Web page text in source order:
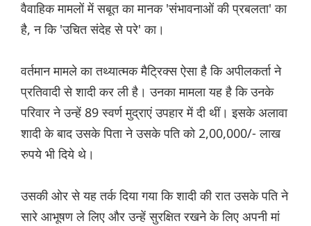
वैवाहिक मामलों में सबूत का मानक 'संभावनाओं की प्रबलता' का
है, न कि 'उचित संदेह से परे' का।
वर्तमान मामले का तथ्यात्मक मैट्रिक्स ऐसा है कि अपीलकर्ता ने
प्रतिवादी से शादी कर ली है। उनका मामला यह है कि उनके
परिवार ने उन्हें 89 स्वर्ण मुद्राएं उपहार में दी थीं। इसके अलावा
शादी के बाद उसके पिता ने उसके पति को 2,00,000/- लाख
रुपये भी दिये थे।
उसकी ओर से यह तर्क दिया गया कि शादी की रात उसके पति ने
सारे आभूषण ले लिए और उन्हें सुरक्षित रखने के लिए अपनी मां